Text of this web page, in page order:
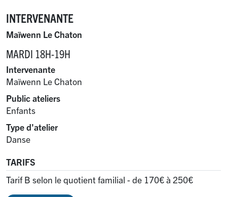
INTERVENANTE
Maïwenn Le Chaton
MARDI 18H-19H
Intervenante
Maïwenn Le Chaton
Public ateliers
Enfants
Type d'atelier
Danse
TARIFS
Tarif B selon le quotient familial - de 170€ à 250€